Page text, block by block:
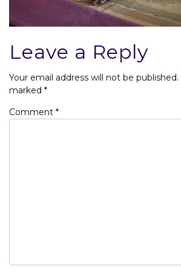
Leave a Reply
Your email address will not be published.
marked *
Comment *